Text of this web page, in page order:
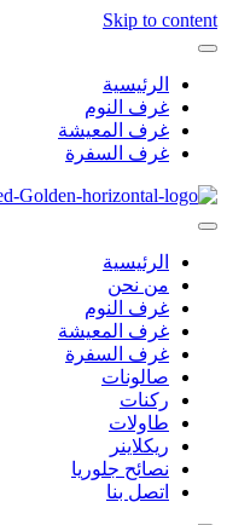
Skip to content
الرئيسية
غرف النوم
غرف المعيشة
غرف السفرة
الرئيسية
من نحن
غرف النوم
غرف المعيشة
غرف السفرة
صالونات
ركنات
طاولات
ريكلاينر
نصائح جلوريا
اتصل بنا